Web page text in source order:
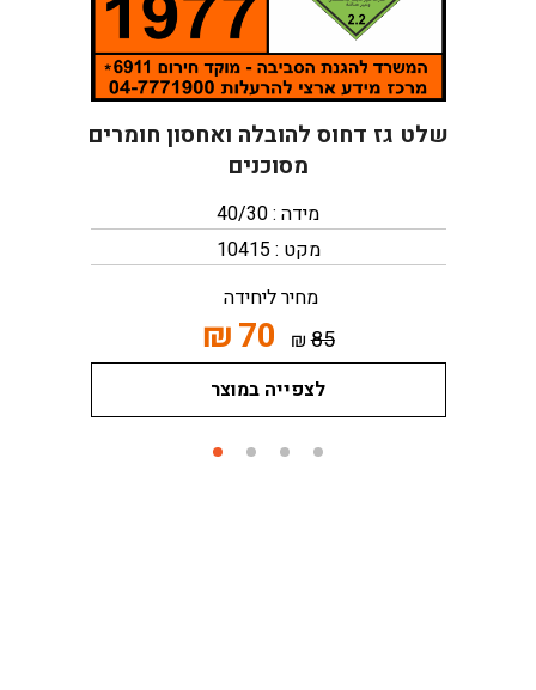
שלט גז דחוס להובלה ואחסון חומרים
מסוכנים
מידה : 40/30
מקט : 10415
מחיר ליחידה
85
₪
70
₪
לצפייה במוצר